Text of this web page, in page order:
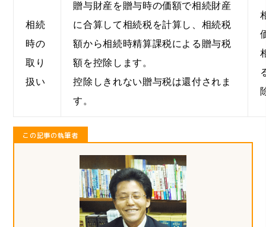
相続
時の
取り
扱い
贈与財産を贈与時の価額で相続財産
に合算して相続税を計算し、相続税
額から相続時精算課税による贈与税
額を控除します。
控除しきれない贈与税は還付されま
す。
この記事の執筆者